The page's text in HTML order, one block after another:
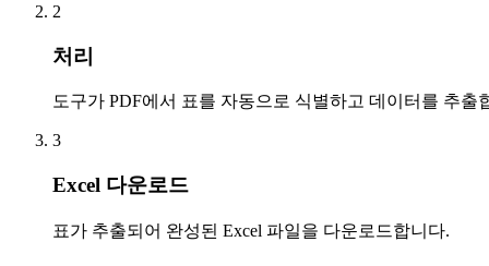
2
처리
도구가 PDF에서 표를 자동으로 식별하고 데이터를 추출
3
Excel 다운로드
표가 추출되어 완성된 Excel 파일을 다운로드합니다.